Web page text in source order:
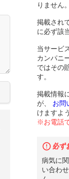
りません。
掲載され
に必ず該
当サービ
カンパニ
ではその
す。
掲載情報
が、
お問
けますよ
※お電話
必ず
病気に
い合わ